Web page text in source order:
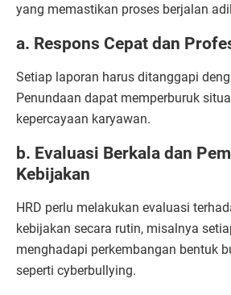
yang memastikan proses berjalan
a. Respons Cepat dan
Setiap laporan harus ditanggapi
Penundaan dapat memperburuk
kepercayaan karyawan.
b. Evaluasi Berkala dan
Kebijakan
HRD perlu melakukan evaluasi
kebijakan secara rutin, misalnya
menghadapi perkembangan bentuk
seperti cyberbullying.